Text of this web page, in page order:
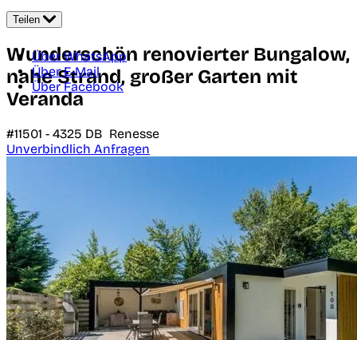
Teilen
Über WhatsApp
Über E-Mail
Über Facebook
Wunderschön renovierter Bungalow,
nahe Strand, großer Garten mit
Veranda
#11501 - 4325 DB Renesse
Unverbindlich Anfragen